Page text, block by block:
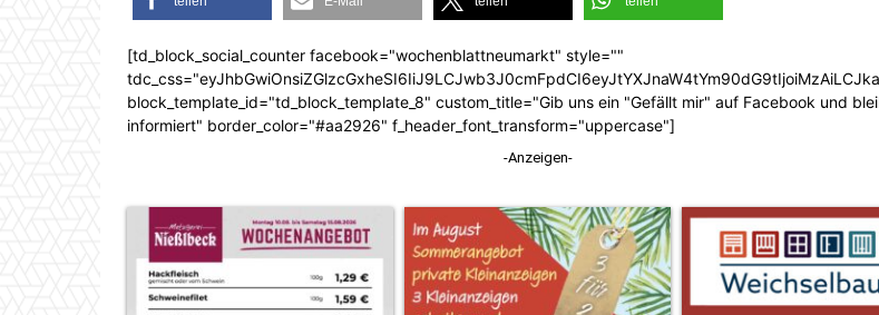
[td_block_social_counter facebook="wochenblattneumarkt" style=""
block_template_id="td_block_template_8" custom_title="Gib uns ein "Gefällt mir" auf Facebook und
informiert" border_color="#aa2926" f_header_font_transform="uppercase"]
-Anzeigen-